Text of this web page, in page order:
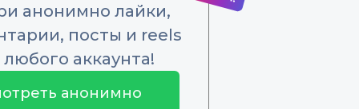
анонимно лайки,
посты и reels
аккаунта!
анонимно